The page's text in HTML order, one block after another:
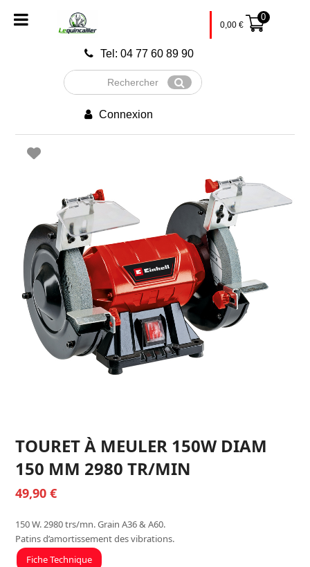
Tel: 04 77 60 89 90
Rechercher
Envoyer
Connexion
0,00 €
0
TOURET À MEULER 150W DIAM
150 MM 2980 TR/MIN
49,90€
150 W. 2980 trs/mn. Grain A36 & A60.
Patins d’amortissement des vibrations.
Fiche Technique